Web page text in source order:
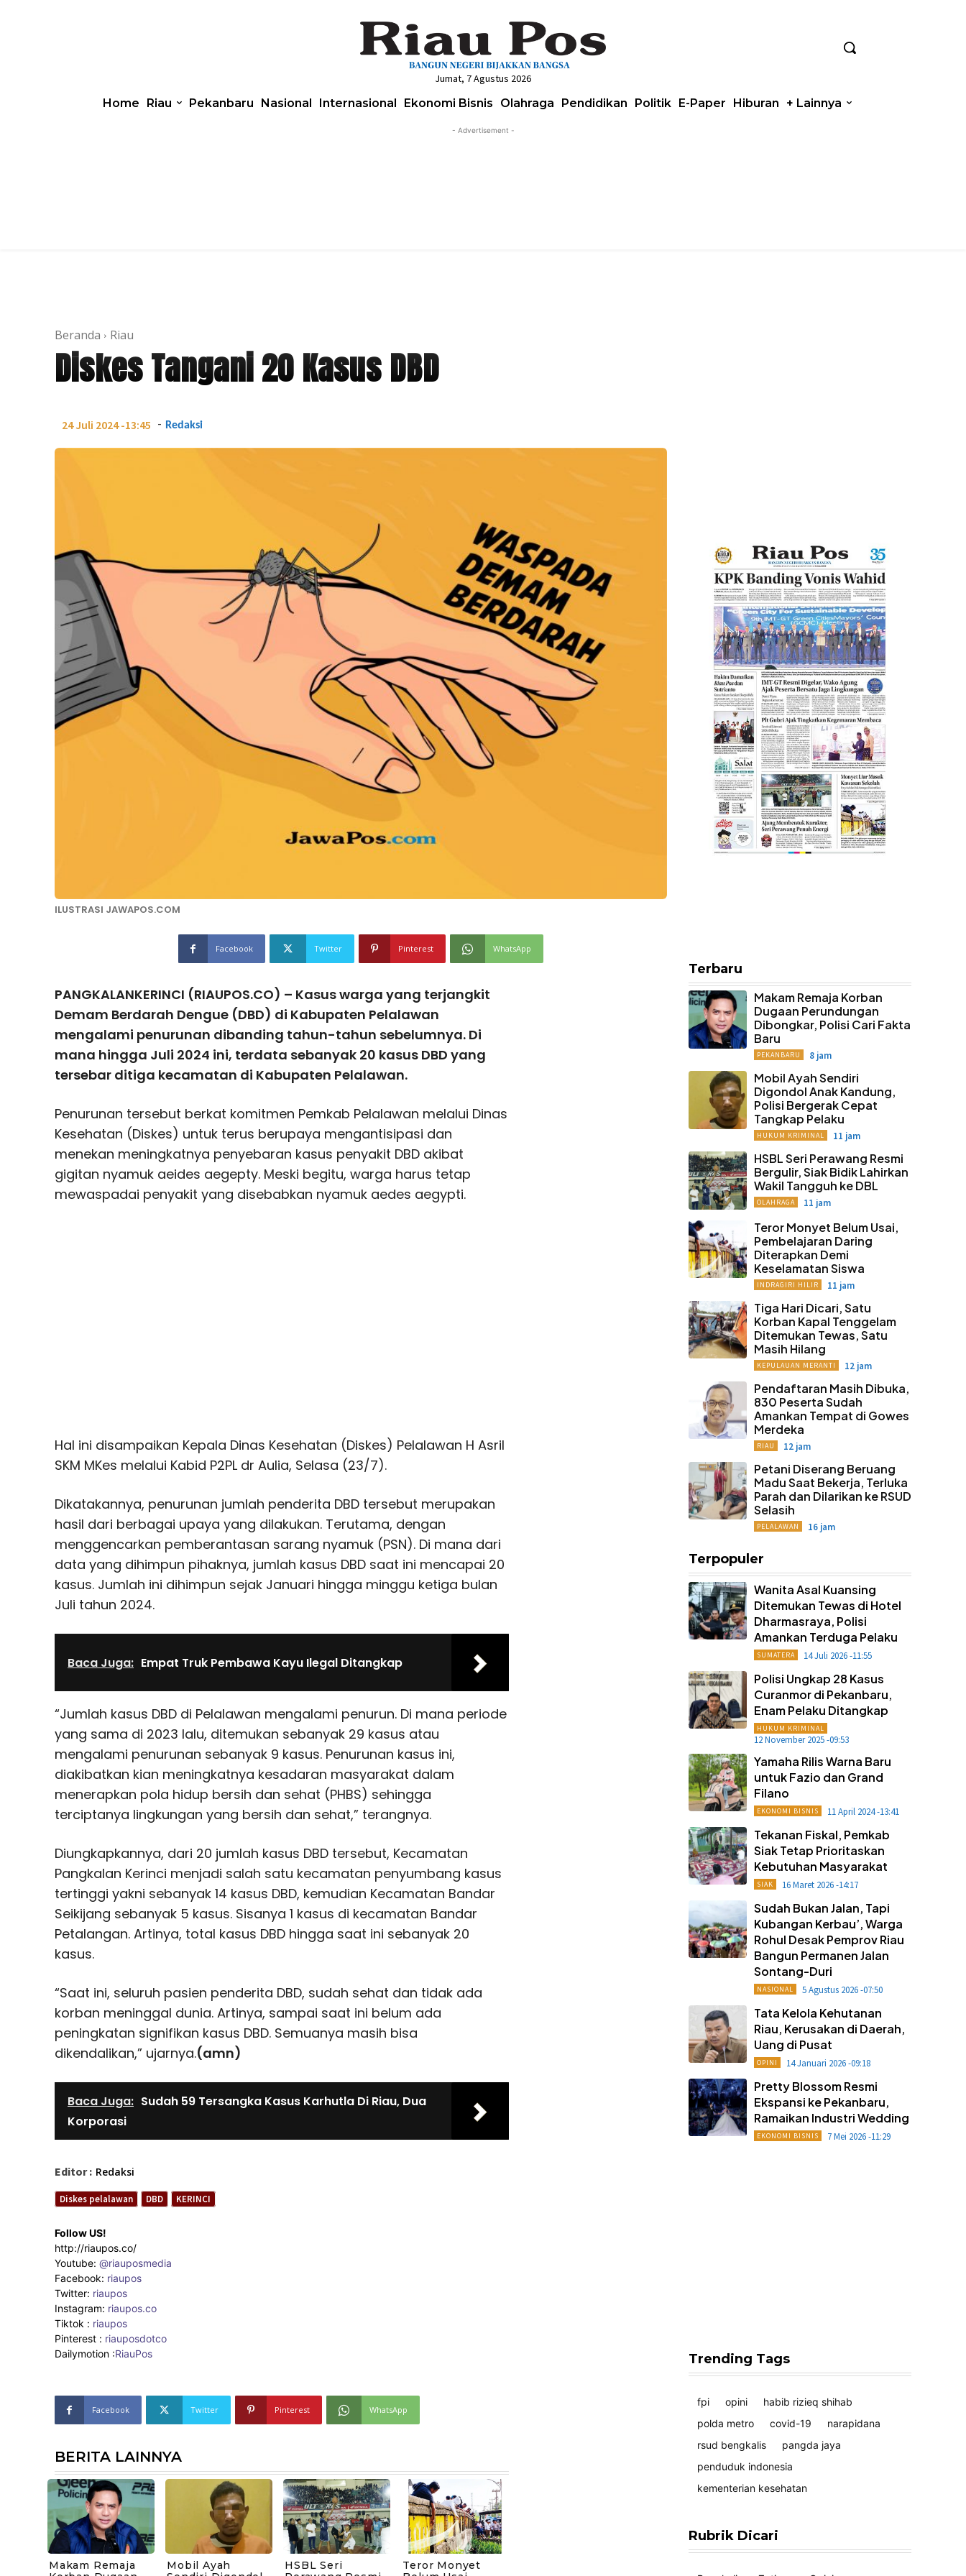
Jumat, 7 Agustus 2026
Home Riau Pekanbaru Nasional Internasional Ekonomi Bisnis Olahraga Pendidikan Politik E-Paper Hiburan + Lainnya
- Advertisement -
Beranda Riau
Diskes Tangani 20 Kasus DBD
24 Juli 2024 -13:45 - Redaksi
ILUSTRASI JAWAPOS.COM
Facebook Twitter Pinterest WhatsApp
PANGKALANKERINCI (RIAUPOS.CO) – Kasus warga yang terjangkit
Demam Berdarah Dengue (DBD) di Kabupaten Pelalawan
mengalami penurunan dibanding tahun-tahun sebelumnya. Di
mana hingga Juli 2024 ini, terdata sebanyak 20 kasus DBD yang
tersebar ditiga kecamatan di Kabupaten Pelalawan.
Penurunan tersebut berkat komitmen Pemkab Pelalawan melalui Dinas
Kesehatan (Diskes) untuk terus berupaya mengantisipasi dan
menekan meningkatnya penyebaran kasus penyakit DBD akibat
gigitan nyamuk aeides aegepty. Meski begitu, warga harus tetap
mewaspadai penyakit yang disebabkan nyamuk aedes aegypti.
Hal ini disampaikan Kepala Dinas Kesehatan (Diskes) Pelalawan H Asril
SKM MKes melalui Kabid P2PL dr Aulia, Selasa (23/7).
Dikatakannya, penurunan jumlah penderita DBD tersebut merupakan
hasil dari berbagai upaya yang dilakukan. Terutama, dengan
menggencarkan pemberantasan sarang nyamuk (PSN). Di mana dari
data yang dihimpun pihaknya, jumlah kasus DBD saat ini mencapai 20
kasus. Jumlah ini dihimpun sejak Januari hingga minggu ketiga bulan
Juli tahun 2024.
Baca Juga: Empat Truk Pembawa Kayu Ilegal Ditangkap
“Jumlah kasus DBD di Pelalawan mengalami penurun. Di mana periode
yang sama di 2023 lalu, ditemukan sebanyak 29 kasus atau
mengalami penurunan sebanyak 9 kasus. Penurunan kasus ini,
diakibatkan kian meningkatnya kesadaran masyarakat dalam
menerapkan pola hidup bersih dan sehat (PHBS) sehingga
terciptanya lingkungan yang bersih dan sehat,” terangnya.
Diungkapkannya, dari 20 jumlah kasus DBD tersebut, Kecamatan
Pangkalan Kerinci menjadi salah satu kecamatan penyumbang kasus
tertinggi yakni sebanyak 14 kasus DBD, kemudian Kecamatan Bandar
Seikijang sebanyak 5 kasus. Sisanya 1 kasus di kecamatan Bandar
Petalangan. Artinya, total kasus DBD hingga saat ini sebanyak 20
kasus.
“Saat ini, seluruh pasien penderita DBD, sudah sehat dan tidak ada
korban meninggal dunia. Artinya, sampai saat ini belum ada
peningkatan signifikan kasus DBD. Semuanya masih bisa
dikendalikan,” ujarnya.(amn)
Baca Juga: Sudah 59 Tersangka Kasus Karhutla Di Riau, Dua
Korporasi
Editor : Redaksi
Diskes pelalawan DBD KERINCI
Follow US!
http://riaupos.co/
Youtube: @riauposmedia
Facebook: riaupos
Twitter: riaupos
Instagram: riaupos.co
Tiktok : riaupos
Pinterest : riauposdotco
Dailymotion :RiauPos
Facebook Twitter Pinterest WhatsApp
BERITA LAINNYA
Makam Remaja
Mobil Ayah
HSBL Seri
Teror Monyet
Terbaru
Makam Remaja Korban
Dugaan Perundungan
Dibongkar, Polisi Cari Fakta
Baru
PEKANBARU 8 jam
Mobil Ayah Sendiri
Digondol Anak Kandung,
Polisi Bergerak Cepat
Tangkap Pelaku
HUKUM KRIMINAL 11 jam
HSBL Seri Perawang Resmi
Bergulir, Siak Bidik Lahirkan
Wakil Tangguh ke DBL
OLAHRAGA 11 jam
Teror Monyet Belum Usai,
Pembelajaran Daring
Diterapkan Demi
Keselamatan Siswa
INDRAGIRI HILIR 11 jam
Tiga Hari Dicari, Satu
Korban Kapal Tenggelam
Ditemukan Tewas, Satu
Masih Hilang
KEPULAUAN MERANTI 12 jam
Pendaftaran Masih Dibuka,
830 Peserta Sudah
Amankan Tempat di Gowes
Merdeka
RIAU 12 jam
Petani Diserang Beruang
Madu Saat Bekerja, Terluka
Parah dan Dilarikan ke RSUD
Selasih
PELALAWAN 16 jam
Terpopuler
Wanita Asal Kuansing
Ditemukan Tewas di Hotel
Dharmasraya, Polisi
Amankan Terduga Pelaku
SUMATERA 14 Juli 2026 -11:55
Polisi Ungkap 28 Kasus
Curanmor di Pekanbaru,
Enam Pelaku Ditangkap
HUKUM KRIMINAL
12 November 2025 -09:53
Yamaha Rilis Warna Baru
untuk Fazio dan Grand
Filano
EKONOMI BISNIS 11 April 2024 -13:41
Tekanan Fiskal, Pemkab
Siak Tetap Prioritaskan
Kebutuhan Masyarakat
SIAK 16 Maret 2026 -14:17
Sudah Bukan Jalan, Tapi
Kubangan Kerbau’, Warga
Rohul Desak Pemprov Riau
Bangun Permanen Jalan
Sontang-Duri
NASIONAL 5 Agustus 2026 -07:50
Tata Kelola Kehutanan
Riau, Kerusakan di Daerah,
Uang di Pusat
OPINI 14 Januari 2026 -09:18
Pretty Blossom Resmi
Ekspansi ke Pekanbaru,
Ramaikan Industri Wedding
EKONOMI BISNIS 7 Mei 2026 -11:29
Trending Tags
fpi opini
habib rizieq shihab
polda metro
covid-19
narapidana
rsud bengkalis
pangda jaya
penduduk indonesia
kementerian kesehatan
Rubrik Dicari